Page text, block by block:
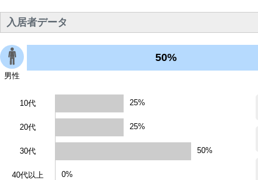
入居者データ
男性
50%
10代 25%
20代 25%
30代 50%
40代以上 0%